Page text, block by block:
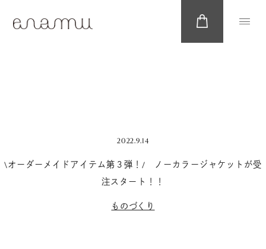
2022.9.14
\オーダーメイドアイテム第３弾！/ ノーカラージャケットが受
注スタート！！
ものづくり